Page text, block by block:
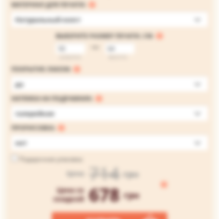
МАТЕРИАЛ ДЛЯ ПЕЧАТИ:
Натуральный холст
ВЫБЕРИТЕ РАЗМЕР ПЕЧАТИ, СМ:
ПОКРЫТИЕ ЛАКОМ:
да
НАТЯЖКА НА ПОДРАМНИК:
галерейная
ПРОРИСОВКА:
нет
Подарочная упаковка
Цена 714 грн
Цена со
скидкой
678 грн